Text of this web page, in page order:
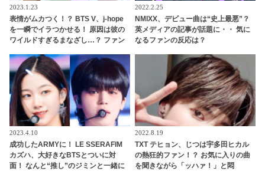
2023.1.23
表情がムカつく！？ BTS V、j-hope
を一瞬でイラつかせる！ 原因は彼の
ワイルドすぎるまなざし…？ ファン
本音に爆笑
2022.2.25
NMIXX、デビュー曲は“史上最悪”？
英メディアの記事が話題に・・ 気に
なるファンの反応は？
2023.4.10
成功したARMYに！ LE SSERAFIM
カズハ、大好きなBTSとついに対
面！ なんと“推し”のジミンと一緒に
2022.8.19
TXT テヒョン、じつは宇多田ヒカル
の熱狂的ファン！？ お気に入りの曲
を聞きながら「ッハァ！」と悶